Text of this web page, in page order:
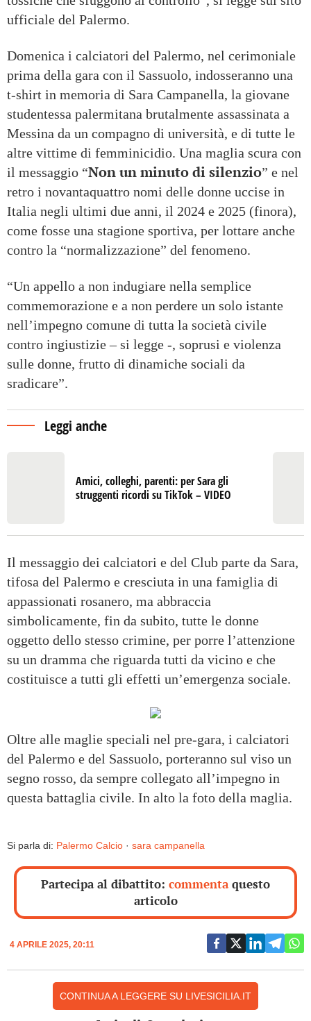
ufficiale del Palermo.
Domenica i calciatori del Palermo, nel cerimoniale
prima della gara con il Sassuolo, indosseranno una
t-shirt in memoria di Sara Campanella, la giovane
studentessa palermitana brutalmente assassinata a
Messina da un compagno di università, e di tutte le
altre vittime di femminicidio. Una maglia scura con
il messaggio “Non un minuto di silenzio” e nel
retro i novantaquattro nomi delle donne uccise in
Italia negli ultimi due anni, il 2024 e 2025 (finora),
come fosse una stagione sportiva, per lottare anche
contro la “normalizzazione” del fenomeno.
“Un appello a non indugiare nella semplice
commemorazione e a non perdere un solo istante
nell’impegno comune di tutta la società civile
contro ingiustizie – si legge -, soprusi e violenza
sulle donne, frutto di dinamiche sociali da
sradicare”.
Leggi anche
Amici, colleghi, parenti: per Sara gli
struggenti ricordi su TikTok – VIDEO
Il messaggio dei calciatori e del Club parte da Sara,
tifosa del Palermo e cresciuta in una famiglia di
appassionati rosanero, ma abbraccia
simbolicamente, fin da subito, tutte le donne
oggetto dello stesso crimine, per porre l’attenzione
su un dramma che riguarda tutti da vicino e che
costituisce a tutti gli effetti un’emergenza sociale.
Oltre alle maglie speciali nel pre-gara, i calciatori
del Palermo e del Sassuolo, porteranno sul viso un
segno rosso, da sempre collegato all’impegno in
questa battaglia civile. In alto la foto della maglia.
Si parla di: Palermo Calcio · sara campanella
Partecipa al dibattito: commentaquesto
articolo
4 APRILE 2025, 20:11
CONTINUA A LEGGERE SU LIVESICILIA.IT